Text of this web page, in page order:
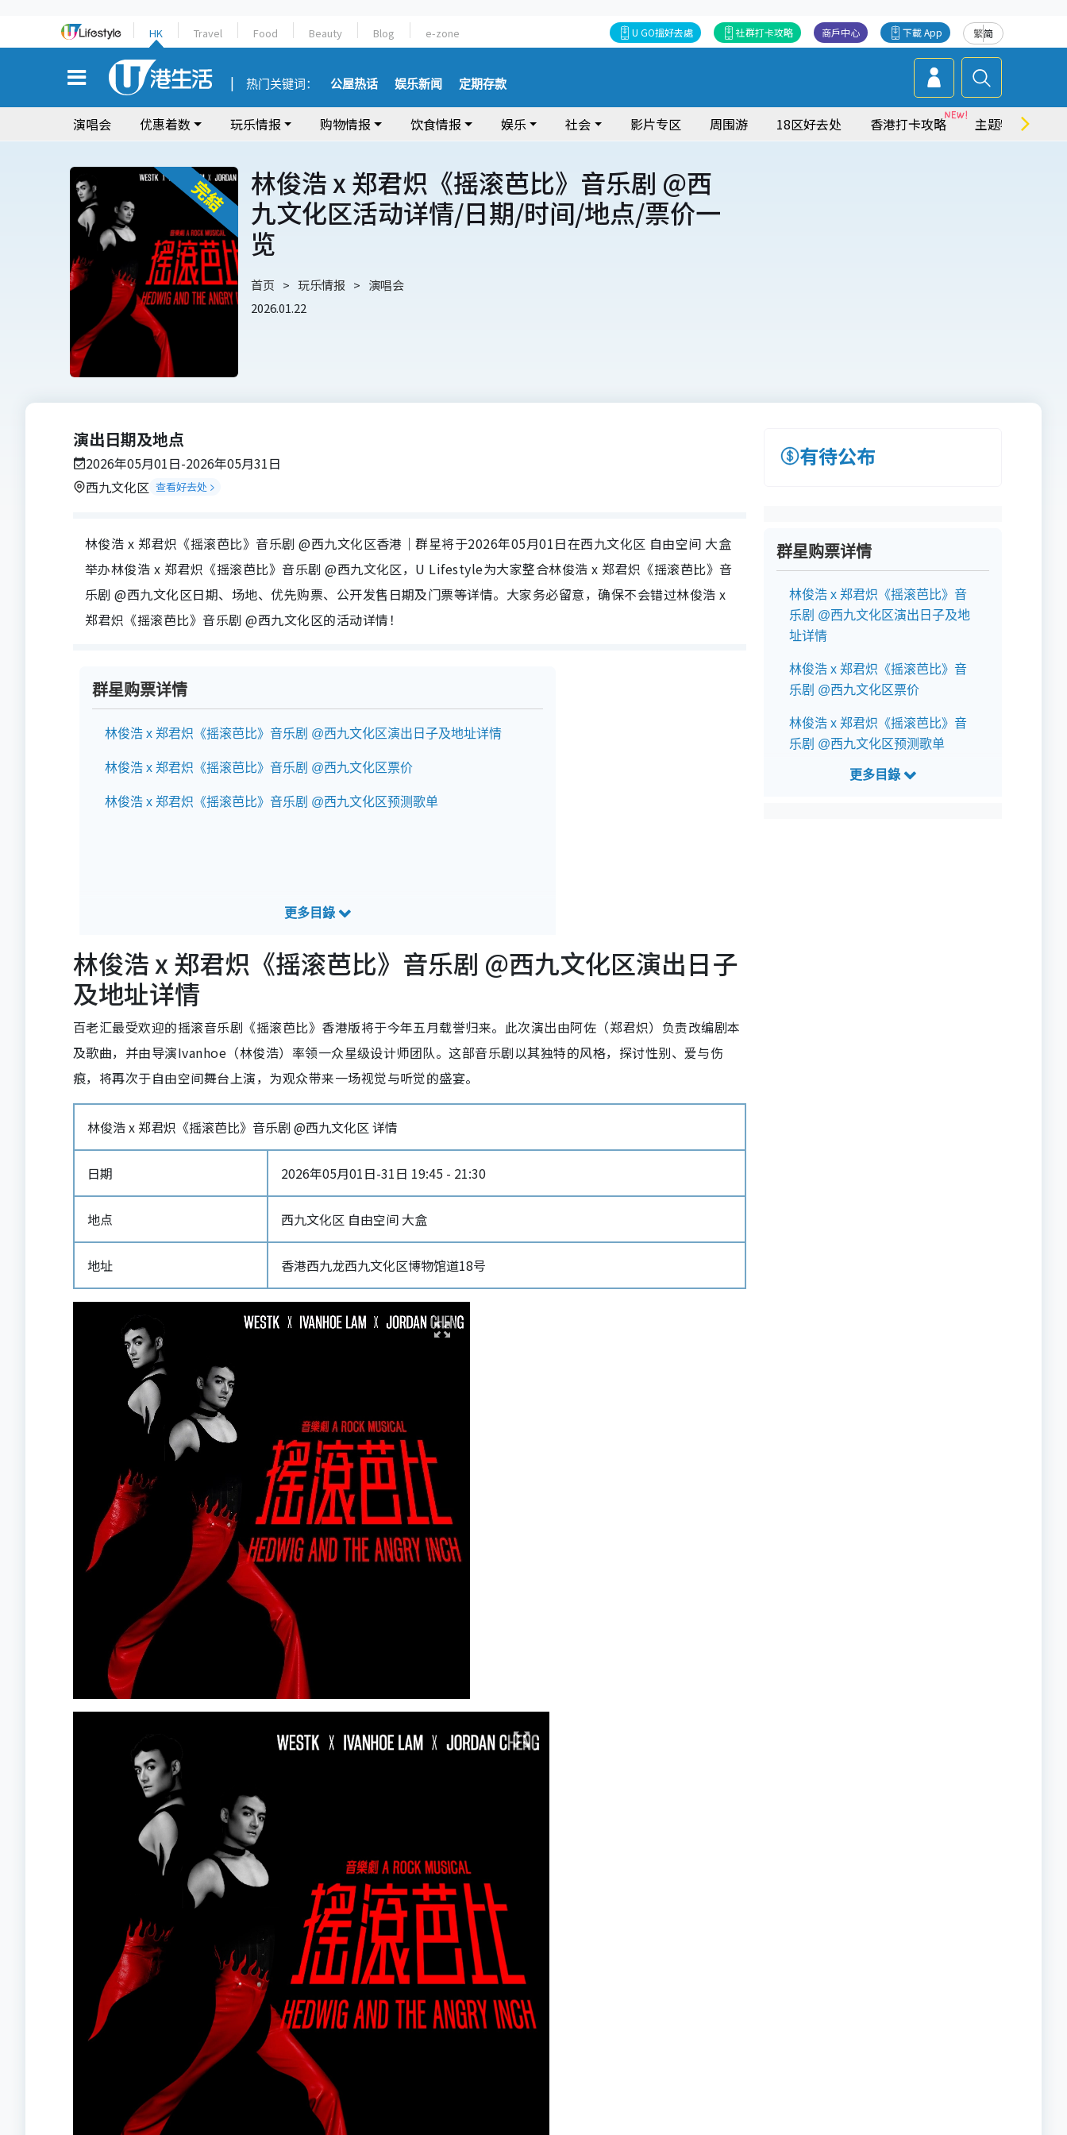
HK Travel Food Beauty Blog e-zone 繁简
下載 App
商戶中心
社群打卡攻略
U GO搵好去處
热门关键词： 公屋热话 娱乐新闻 定期存款
演唱会 优惠着数 玩乐情报 购物情报 饮食情报 娱乐 社会 影片专区 周围游 18区好去处 香港打卡攻略 主题特集
林俊浩 x 郑君炽《摇滚芭比》音乐剧 @西
九文化区活动详情/日期/时间/地点/票价一
览
首页 玩乐情报
演唱会
2026.01.22
演出日期及地点
2026年05月01日-2026年05月31日
西九文化区 查看好去处
林俊浩 x 郑君炽《摇滚芭比》音乐剧 @西九文化区香港｜群星将于2026年05月01日在西九文化区 自由空间 大盒
举办林俊浩 x 郑君炽《摇滚芭比》音乐剧 @西九文化区，U Lifestyle为大家整合林俊浩 x 郑君炽《摇滚芭比》音
乐剧 @西九文化区日期、场地、优先购票、公开发售日期及门票等详情。大家务必留意，确保不会错过林俊浩 x
郑君炽《摇滚芭比》音乐剧 @西九文化区的活动详情！
群星购票详情
林俊浩 x 郑君炽《摇滚芭比》音乐剧 @西九文化区演出日子及地址详情
林俊浩 x 郑君炽《摇滚芭比》音乐剧 @西九文化区票价
林俊浩 x 郑君炽《摇滚芭比》音乐剧 @西九文化区预测歌单
林俊浩 x 郑君炽《摇滚芭比》音乐剧 @西九文化区演出日子
及地址详情
百老汇最受欢迎的摇滚音乐剧《摇滚芭比》香港版将于今年五月载誉归来。此次演出由阿佐（郑君炽）负责改编剧本
及歌曲，并由导演Ivanhoe（林俊浩）率领一众星级设计师团队。这部音乐剧以其独特的风格，探讨性别、爱与伤
痕，将再次于自由空间舞台上演，为观众带来一场视觉与听觉的盛宴。
林俊浩 x 郑君炽《摇滚芭比》音乐剧 @西九文化区 详情
日期 2026年05月01日-31日 19:45 - 21:30
地点 西九文化区 自由空间 大盒
地址 香港西九龙西九文化区博物馆道18号
有待公布
群星购票详情
林俊浩 x 郑君炽《摇滚芭比》音
乐剧 @西九文化区演出日子及地
址详情
林俊浩 x 郑君炽《摇滚芭比》音
乐剧 @西九文化区票价
林俊浩 x 郑君炽《摇滚芭比》音
乐剧 @西九文化区预测歌单